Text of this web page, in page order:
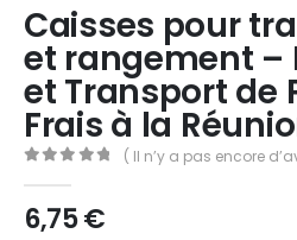
Caisses pour
et rangement –
et Transport de
Frais à la
( Il n’y a pas encore
6,75€